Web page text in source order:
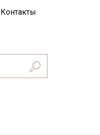
Контакты